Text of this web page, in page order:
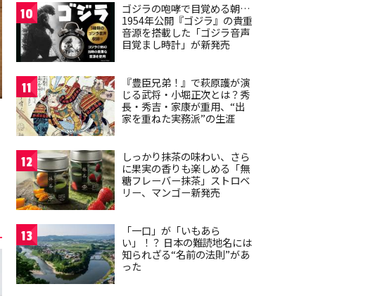
10
ゴジラの咆哮で目覚める朝…
1954年公開『ゴジラ』の貴重
音源を搭載した「ゴジラ音声
目覚まし時計」が新発売
11
『豊臣兄弟！』で萩原護が演
じる武将・小堀正次とは？秀
長・秀吉・家康が重用、“出
家を重ねた実務派”の生涯
12
しっかり抹茶の味わい、さら
に果実の香りも楽しめる「無
糖フレーバー抹茶」ストロベ
リー、マンゴー新発売
13
「一口」が「いもあら
い」！？ 日本の難読地名には
知られざる“名前の法則”があ
った